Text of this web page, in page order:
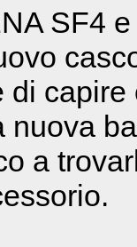
SF4
di capire
nuova
a